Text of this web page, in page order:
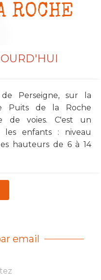
ROCHE
Perseigne, sur la
Puits de la Roche
de voies. C'est un
les enfants : niveau
hauteurs de 6 à 14
email